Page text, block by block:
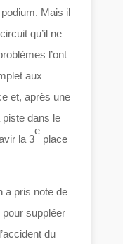
Mais il
qu’il ne
l’ont
aux
et, après une
piste dans le
la 3
e
place
a pris note de
suppléer
du